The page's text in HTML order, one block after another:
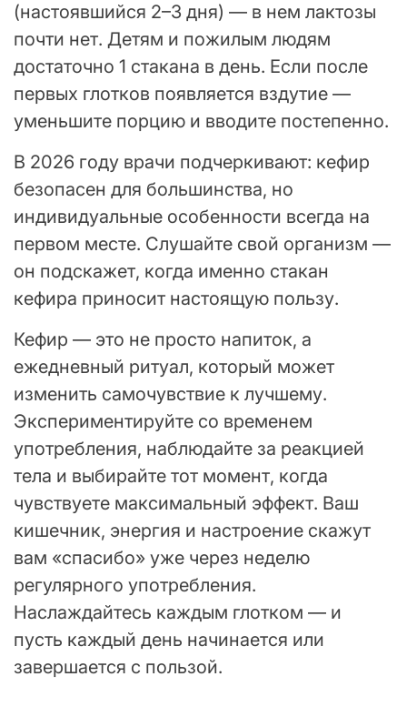
(настоявшийся 2–3 дня) — в нем лактозы
почти нет. Детям и пожилым людям
достаточно 1 стакана в день. Если после
первых глотков появляется вздутие —
уменьшите порцию и вводите постепенно.
В 2026 году врачи подчеркивают: кефир
безопасен для большинства, но
индивидуальные особенности всегда на
первом месте. Слушайте свой организм —
он подскажет, когда именно стакан
кефира приносит настоящую пользу.
Кефир — это не просто напиток, а
ежедневный ритуал, который может
изменить самочувствие к лучшему.
Экспериментируйте со временем
употребления, наблюдайте за реакцией
тела и выбирайте тот момент, когда
чувствуете максимальный эффект. Ваш
кишечник, энергия и настроение скажут
вам «спасибо» уже через неделю
регулярного употребления.
Наслаждайтесь каждым глотком — и
пусть каждый день начинается или
завершается с пользой.